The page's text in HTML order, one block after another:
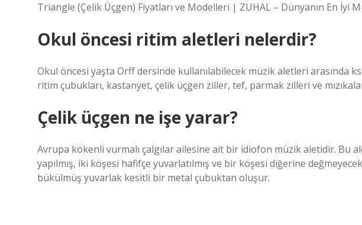
Triangle (Çelik Üçgen) Fiyatları ve Modelleri | ZUHAL – Dünyanın En İyi
Okul öncesi ritim aletleri nelerdir?
Okul öncesi yaşta Orff dersinde kullanılabilecek müzik aletleri arasında
ritim çubukları, kastanyet, çelik üçgen ziller, tef, parmak zilleri ve
Çelik üçgen ne işe yarar?
Avrupa kökenli vurmalı çalgılar ailesine ait bir idiofon müzik aletidir. Bu
yapılmış, iki köşesi hafifçe yuvarlatılmış ve bir köşesi diğerine
bükülmüş yuvarlak kesitli bir metal çubuktan oluşur.